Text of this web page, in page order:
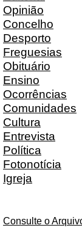
Opinião
Concelho
Desporto
Freguesias
Obituário
Ensino
Ocorrências
Comunidades
Cultura
Entrevista
Política
Fotonotícia
Igreja
Consulte o